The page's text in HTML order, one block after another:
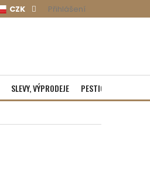
CZK Přihlášení
SLEVY, VÝPRODEJE PESTICIDY